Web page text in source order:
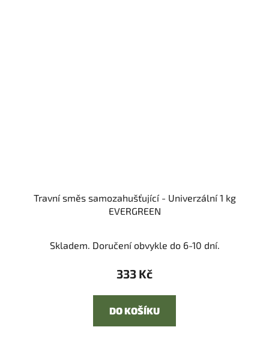
Travní směs samozahušťující - Univerzální 1 kg
EVERGREEN
Skladem. Doručení obvykle do 6-10 dní.
333 Kč
DO KOŠÍKU